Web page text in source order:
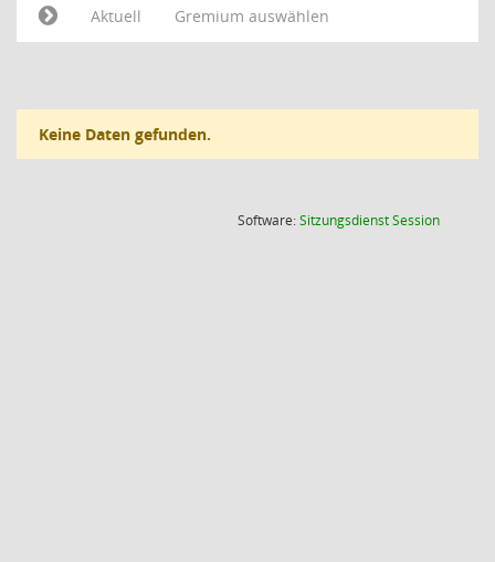
Aktuell
Gremium auswählen
Keine Daten gefunden.
Software:SitzungsdienstSession(Wird in